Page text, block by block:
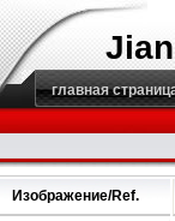
главная
Изображение/Ref.